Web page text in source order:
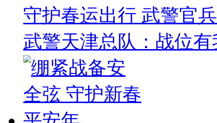
守护春运出行 武警官
武警天津总队：战位